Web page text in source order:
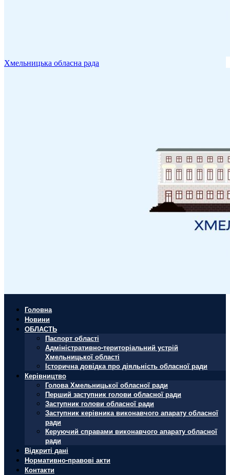
Хмельницька обласна рада
Головна
Новини
ОБЛАСТЬ
Паспорт області
Адміністративно-територіальний устрій
Хмельницької області
Історична довідка про діяльність обласної ради
Керівництво
Голова Хмельницької обласної ради
Перший заступник голови обласної ради
Заступник голови обласної ради
Заступник керівника виконавчого апарату обласної
ради
Керуючий справами виконавчого апарату обласної
ради
Відкриті дані
Нормативно-правові акти
Контакти